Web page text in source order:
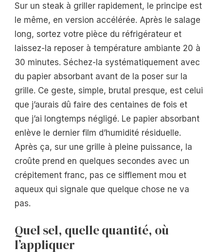
Sur un steak à griller rapidement, le principe est
le même, en version accélérée. Après le salage
long, sortez votre pièce du réfrigérateur et
laissez-la reposer à température ambiante 20 à
30 minutes. Séchez-la systématiquement avec
du papier absorbant avant de la poser sur la
grille. Ce geste, simple, brutal presque, est celui
que j’aurais dû faire des centaines de fois et
que j’ai longtemps négligé. Le papier absorbant
enlève le dernier film d’humidité résiduelle.
Après ça, sur une grille à pleine puissance, la
croûte prend en quelques secondes avec un
crépitement franc, pas ce sifflement mou et
aqueux qui signale que quelque chose ne va
pas.
Quel sel, quelle quantité, où
l’appliquer